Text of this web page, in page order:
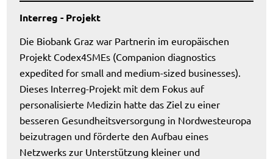
Interreg - Projekt
Die Biobank Graz war Partnerin im europäischen
Projekt Codex4SMEs (Companion diagnostics
expedited for small and medium-sized businesses).
Dieses Interreg-Projekt mit dem Fokus auf
personalisierte Medizin hatte das Ziel zu einer
besseren Gesundheitsversorgung in Nordwesteuropa
beizutragen und förderte den Aufbau eines
Netzwerks zur Unterstützung kleiner und